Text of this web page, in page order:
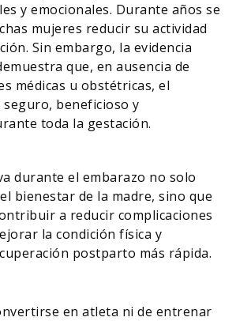
y emocionales. Durante años se
mujeres reducir su actividad
Sin embargo, la evidencia
que, en ausencia de
médicas u obstétricas, el
beneficioso y
toda la gestación.
durante el embarazo no solo
bienestar de la madre, sino que
a reducir complicaciones
la condición física y
postparto más rápida.
en atleta ni de entrenar